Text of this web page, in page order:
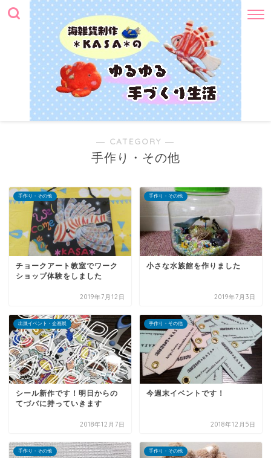
― CATEGORY ―
手作り・その他
手作り・その他
チョークアート教室でワーク
ショップ体験をしました
2019年7月12日
手作り・その他
小さな水族館を作りました
2019年7月3日
出展イベント・企画展
シール新作です！明日からの
てづバに持っていきます
2018年12月7日
手作り・その他
今週末イベントです！
2018年12月5日
手作り・その他 手作り・その他